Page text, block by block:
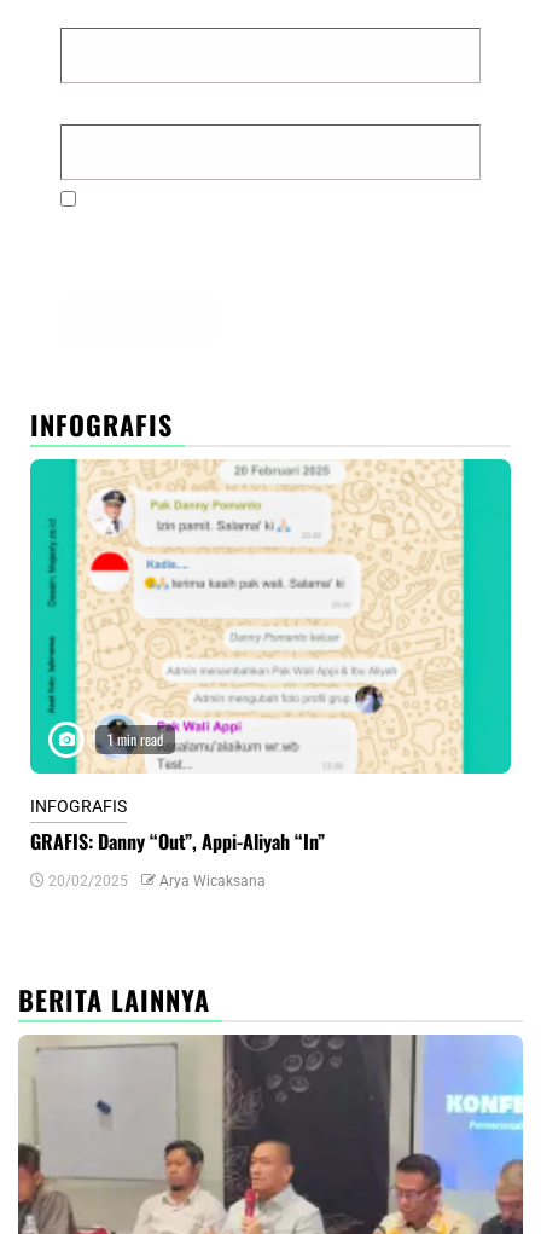
INFOGRAFIS
1 min read
INFOGRAFIS
GRAFIS: Danny “Out”, Appi-Aliyah “In”
20/02/2025 Arya Wicaksana
BERITA LAINNYA